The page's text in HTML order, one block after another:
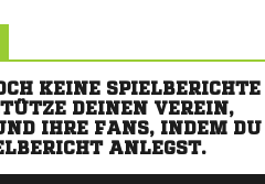
KEINE SPIELBERICHTE
DEINEN VEREIN,
IHRE FANS, INDEM DU
ANLEGST.